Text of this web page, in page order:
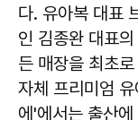
다. 유아복 대표
인 김종완 대표
든 매장을 최초
자체 프리미엄
에'에서는 출산